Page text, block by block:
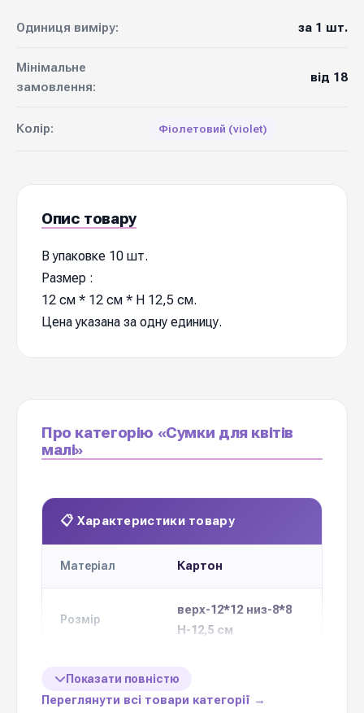
Одиниця виміру: за 1 шт.
Мінімальне
замовлення:
від 18
Колір: Фіолетовий (violet)
Опис товару
В упаковке 10 шт.
Размер :
12 см * 12 см * H 12,5 см.
Цена указана за одну единицу.
Про категорію «Сумки для квітів
малі»
📋 Характеристики товару
Матеріал Картон
Розмір
верх-12*12 низ-8*8
Н-12,5 см
Кількість в
18 шт одного
кольору
Показати повністю
Переглянути всі товари категорії →